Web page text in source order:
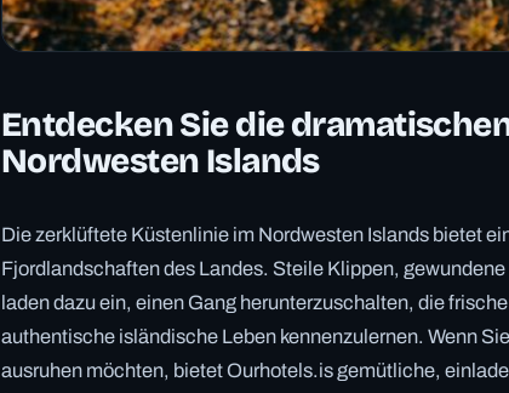
Entdecken Sie die
Nordwesten Islands
Die zerklüftete Küstenlinie im Nordwesten Islands bietet
Fjordlandschaften des Landes. Steile Klippen,
laden dazu ein, einen Gang herunterzuschalten, die
authentische isländische Leben kennenzulernen. Wenn
ausruhen möchten, bietet Ourhotels.is gemütliche,